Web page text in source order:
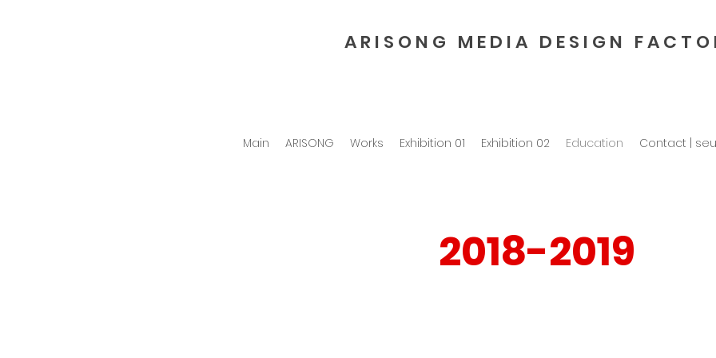
A R I S O N G M E D I A D E S I G N F A C T O
Main ARISONG Works Exhibition 01 Exhibition 02 Education Contact |
2018-2019